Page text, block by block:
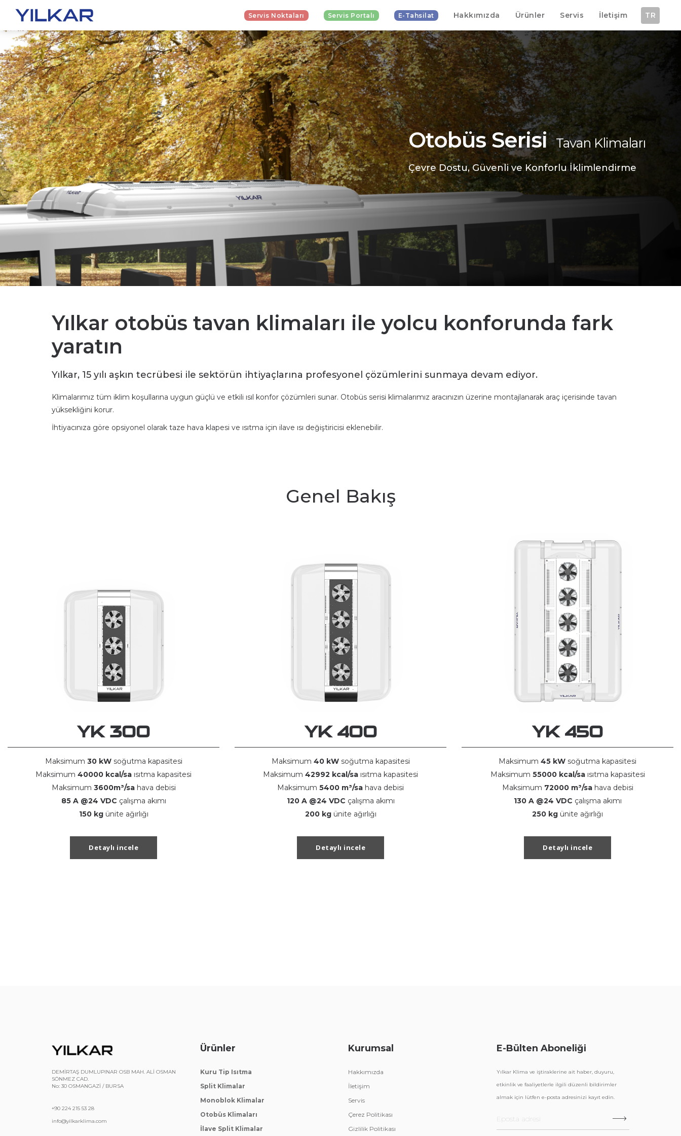
Servis Noktaları Servis Portalı E-Tahsilat Hakkımızda Ürünler Servis İletişim TR
Otobüs Serisi Tavan Klimaları
Çevre Dostu, Güvenli ve Konforlu İklimlendirme
Yılkar otobüs tavan klimaları ile yolcu konforunda fark
yaratın
Yılkar, 15 yılı aşkın tecrübesi ile sektörün ihtiyaçlarına profesyonel çözümlerini sunmaya devam ediyor.
Klimalarımız tüm iklim koşullarına uygun güçlü ve etkili ısıl konfor çözümleri sunar. Otobüs serisi klimalarımız aracınızın üzerine montajlanarak araç içerisinde tavan
yüksekliğini korur.
İhtiyacınıza göre opsiyonel olarak taze hava klapesi ve ısıtma için ilave ısı değiştiricisi eklenebilir.
Genel Bakış
YK 300
Maksimum 30 kWsoğutma kapasitesi
Maksimum 40000 kcal/sa ısıtma kapasitesi
Maksimum 3600m³/sahava debisi
85 A @24 VDC çalışma akımı
150 kgünite ağırlığı
Detaylı incele
YK 400
Maksimum 40 kWsoğutma kapasitesi
Maksimum 42992 kcal/sa ısıtma kapasitesi
Maksimum 5400 m³/sa hava debisi
120 A @24 VDC çalışma akımı
200 kgünite ağırlığı
Detaylı incele
YK 450
Maksimum 45 kW soğutma kapasitesi
Maksimum 55000 kcal/saısıtma kapasitesi
Maksimum 72000 m³/sahava debisi
130 A @24 VDC çalışma akımı
250 kg ünite ağırlığı
Detaylı incele
DEMİRTAŞ DUMLUPINAR OSB MAH. ALİ OSMAN
SÖNMEZ CAD.
No: 30 OSMANGAZİ / BURSA
+90 224 215 53 28
info@yilkarklima.com
Ürünler
Kuru Tip Isıtma
Split Klimalar
Monoblok Klimalar
Otobüs Klimaları
İlave Split Klimalar
Kurumsal
Hakkımızda
İletişim
Servis
Çerez Politikası
Gizlilik Politikası
E-Bülten Aboneliği
Yılkar Klima ve iştiraklerine ait haber, duyuru,
etkinlik ve faaliyetlerle ilgili düzenli bildirimler
almak için lütfen e-posta adresinizi kayıt edin.